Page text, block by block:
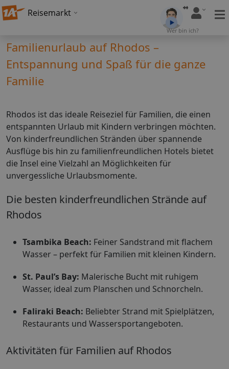
Reisemarkt
Wer bin ich?
Familienurlaub auf Rhodos –
Entspannung und Spaß für die ganze
Familie
Rhodos ist das ideale Reiseziel für Familien, die einen
entspannten Urlaub mit Kindern verbringen möchten.
Von kinderfreundlichen Stränden über spannende
Ausflüge bis hin zu familienfreundlichen Hotels bietet
die Insel eine Vielzahl an Möglichkeiten für
unvergessliche Urlaubsmomente.
Die besten kinderfreundlichen Strände auf
Rhodos
Tsambika Beach: Feiner Sandstrand mit flachem
Wasser – perfekt für Familien mit kleinen Kindern.
St. Paul’s Bay: Malerische Bucht mit ruhigem
Wasser, ideal zum Planschen und Schnorcheln.
Faliraki Beach: Beliebter Strand mit Spielplätzen,
Restaurants und Wassersportangeboten.
Aktivitäten für Familien auf Rhodos